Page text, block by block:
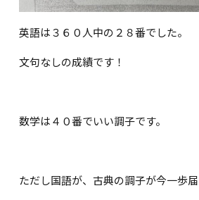
英語は３６０人中の２８番でした。
文句なしの成績です！
数学は４０番でいい調子です。
ただし国語が、古典の調子が今一歩届